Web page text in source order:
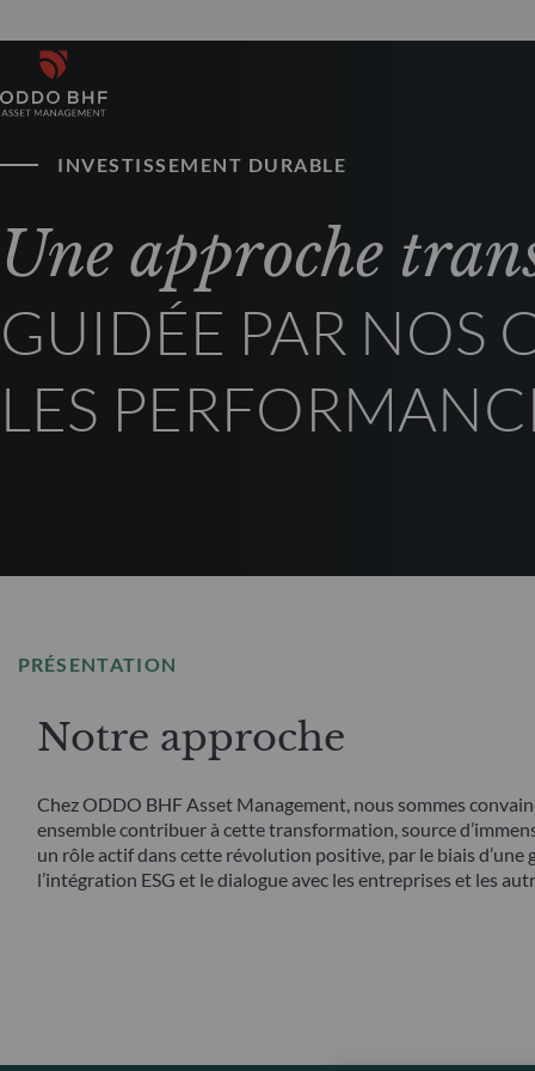
INVESTISSEMENT DURABLE
Une approche
GUIDÉE PAR NOS
LES
PRÉSENTATION
Notre approche
Chez ODDO BHF Asset Management, nous sommes
ensemble contribuer à cette transformation, source
un rôle actif dans cette révolution positive, par le biais
l’intégration ESG et le dialogue avec les entreprises et les